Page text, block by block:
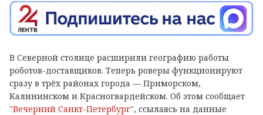
В Северной столице расширили географию работы
роботов-доставщиков. Теперь роверы функционируют
сразу в трёх районах города — Приморском,
Калининском и Красногвардейском. Об этом сообщает
"Вечерний Санкт-Петербург", ссылаясь на данные